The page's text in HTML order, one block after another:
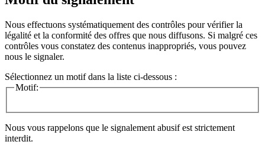
Nous effectuons systématiquement des contrôles pour vérifier la
légalité et la conformité des offres que nous diffusons. Si malgré ces
contrôles vous constatez des contenus inappropriés, vous pouvez
nous le signaler.
Sélectionnez un motif dans la liste ci-dessous :
Motif:
Nous vous rappelons que le signalement abusif est strictement
interdit.